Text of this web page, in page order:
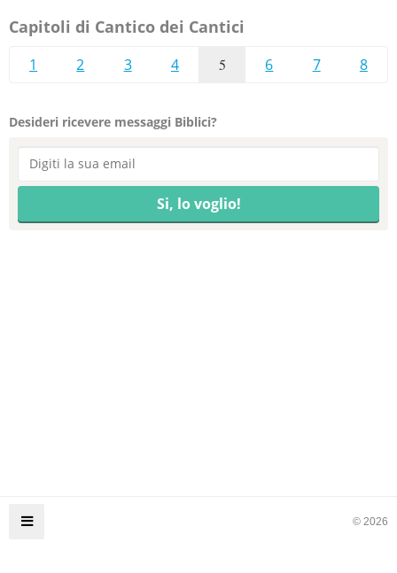
Capitoli di Cantico dei Cantici
1 2 3 4 5 6 7 8
Desideri ricevere messaggi Biblici?
© 2026